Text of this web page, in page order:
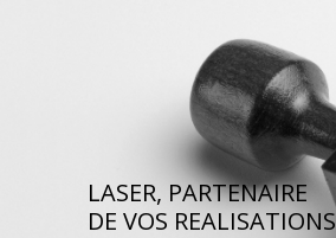
LASER, PARTENAIRE
DE VOS REALISATIONS